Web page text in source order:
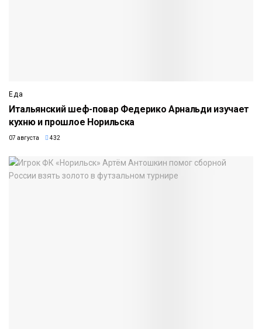
Еда
Итальянский шеф-повар Федерико Арнальди изучает
кухню и прошлое Норильска
07 августа 432